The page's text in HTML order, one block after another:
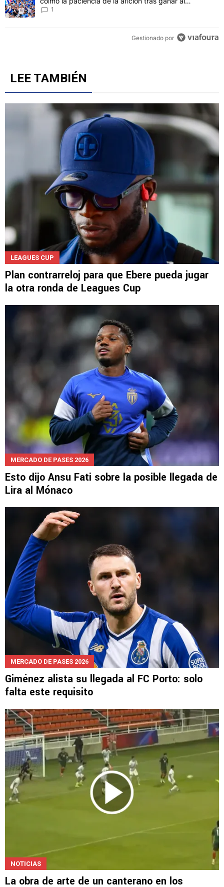
Philadelphia
1
Gestionado por
LEE TAMBIÉN
LEAGUES CUP
Plan contrarreloj para que Ebere pueda jugar
la otra ronda de Leagues Cup
MERCADO DE PASES 2026
Esto dijo Ansu Fati sobre la posible llegada de
Lira al Mónaco
MERCADO DE PASES 2026
Giménez alista su llegada al FC Porto: solo
falta este requisito
NOTICIAS
La obra de arte de un canterano en los